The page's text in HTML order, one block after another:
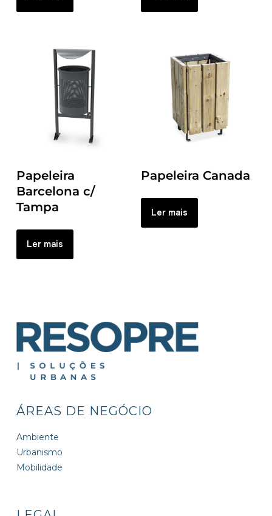
Papeleira
Barcelona c/
Tampa
Ler mais
Papeleira Canada
Ler mais
ÁREAS DE NEGÓCIO
Ambiente
Urbanismo
Mobilidade